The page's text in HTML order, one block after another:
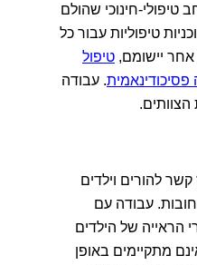
טיפולי-חינוכי שהולם
טיפוליות עבור כל
אחר יישומם, טיפול
פסיכודינאמית. עבודה
קשר להורים וילדים
עבודה עם
הראייה של הילדים
מתקיימים באופן